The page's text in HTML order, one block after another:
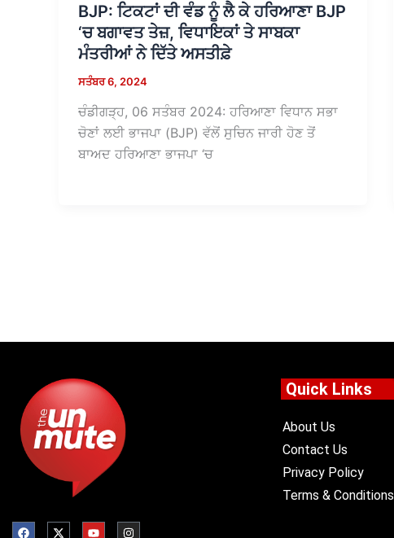
BJP: ਟਿਕਟਾਂ ਦੀ ਵੰਡ ਨੂੰ ਲੈ ਕੇ ਹਰਿਆਣਾ BJP
‘ਚ ਬਗਾਵਤ ਤੇਜ਼, ਵਿਧਾਇਕਾਂ ਤੇ ਸਾਬਕਾ
ਮੰਤਰੀਆਂ ਨੇ ਦਿੱਤੇ ਅਸਤੀਫ਼ੇ
ਸਤੰਬਰ 6, 2024
ਚੰਡੀਗੜ੍ਹ, 06 ਸਤੰਬਰ 2024: ਹਰਿਆਣਾ ਵਿਧਾਨ ਸਭਾ
ਚੋਣਾਂ ਲਈ ਭਾਜਪਾ (BJP) ਵੱਲੋਂ ਸੁਚਿਨ ਜਾਰੀ ਹੋਣ ਤੋਂ
ਬਾਅਦ ਹਰਿਆਣਾ ਭਾਜਪਾ ‘ਚ
a
-
o
n
Quick Links
About Us
Contact Us
Privacy Policy
Terms & Conditions